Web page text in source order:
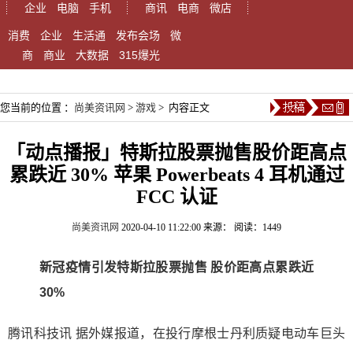
企业
电脑 手机
商讯
电商 微店
消费 企业 生活通 发布会场
微
商
商业 大数据 315爆光
您当前的位置 ： 尚美资讯网 > 游戏 > 内容正文
「动点播报」特斯拉股票抛售股价距高点
累跌近 30% 苹果 Powerbeats 4 耳机通过
FCC 认证
尚美资讯网 2020-04-10 11:22:00 来源： 阅读：1449
新冠疫情引发特斯拉股票抛售 股价距高点累跌近
30%
腾讯科技讯 据外媒报道，在投行摩根士丹利质疑电动车巨头